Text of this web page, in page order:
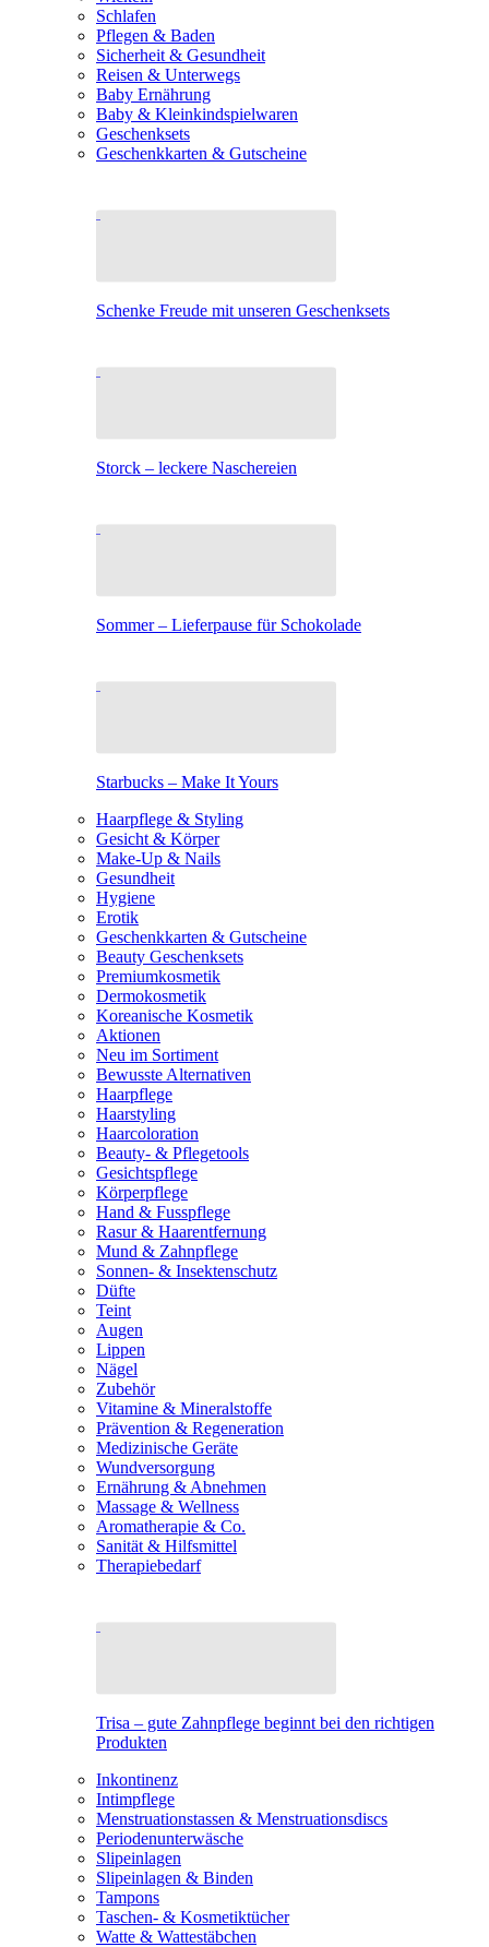
Schlafen
Pflegen & Baden
Sicherheit & Gesundheit
Reisen & Unterwegs
Baby Ernährung
Baby & Kleinkindspielwaren
Geschenksets
Geschenkkarten & Gutscheine
Schenke Freude mit unseren Geschenksets
Storck – leckere Naschereien
Sommer – Lieferpause für Schokolade
Starbucks – Make It Yours
Haarpflege & Styling
Gesicht & Körper
Make-Up & Nails
Gesundheit
Hygiene
Erotik
Geschenkkarten & Gutscheine
Beauty Geschenksets
Premiumkosmetik
Dermokosmetik
Koreanische Kosmetik
Aktionen
Neu im Sortiment
Bewusste Alternativen
Haarpflege
Haarstyling
Haarcoloration
Beauty- & Pflegetools
Gesichtspflege
Körperpflege
Hand & Fusspflege
Rasur & Haarentfernung
Mund & Zahnpflege
Sonnen- & Insektenschutz
Düfte
Teint
Augen
Lippen
Nägel
Zubehör
Vitamine & Mineralstoffe
Prävention & Regeneration
Medizinische Geräte
Wundversorgung
Ernährung & Abnehmen
Massage & Wellness
Aromatherapie & Co.
Sanität & Hilfsmittel
Therapiebedarf
Trisa – gute Zahnpflege beginnt bei den richtigen
Produkten
Inkontinenz
Intimpflege
Menstruationstassen & Menstruationsdiscs
Periodenunterwäsche
Slipeinlagen
Slipeinlagen & Binden
Tampons
Taschen- & Kosmetiktücher
Watte & Wattestäbchen